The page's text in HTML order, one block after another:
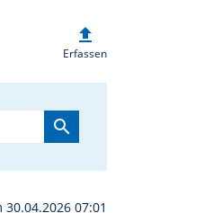
neue
upload
Erfassen
search
07:01